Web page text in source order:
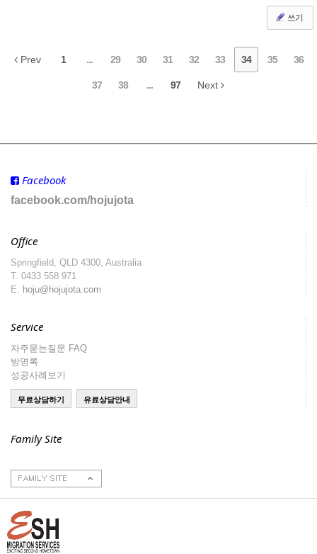
쓰기
Prev 1 ... 29 30 31 32 33 34 35 36
37 38 ... 97 Next
Facebook
facebook.com/hojujota
Office
Springfield, QLD 4300, Australia
T. 0433 558 971
E. hoju@hojujota.com
Service
자주묻는질문 FAQ
방명록
성공사례보기
Family Site
호주이민성
주호주대한민국대사
관